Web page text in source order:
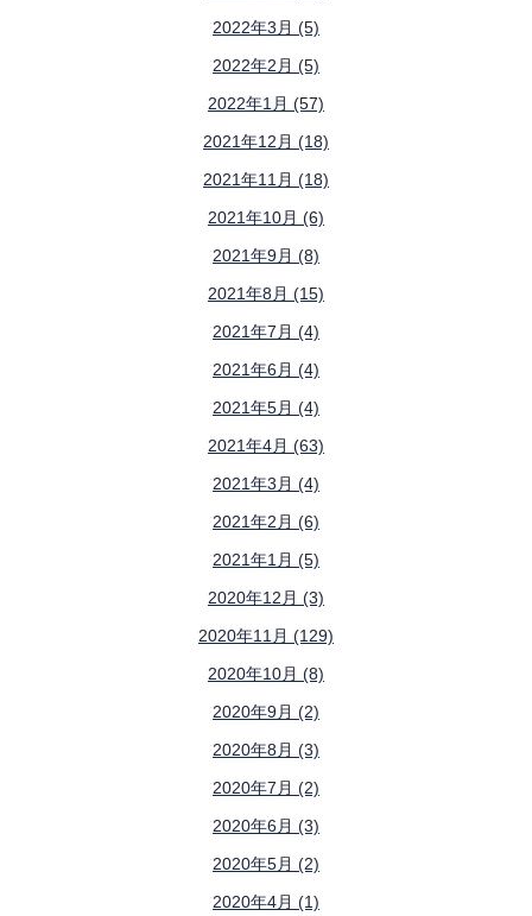
2022年3月 (5)
2022年2月 (5)
2022年1月 (57)
2021年12月 (18)
2021年11月 (18)
2021年10月 (6)
2021年9月 (8)
2021年8月 (15)
2021年7月 (4)
2021年6月 (4)
2021年5月 (4)
2021年4月 (63)
2021年3月 (4)
2021年2月 (6)
2021年1月 (5)
2020年12月 (3)
2020年11月 (129)
2020年10月 (8)
2020年9月 (2)
2020年8月 (3)
2020年7月 (2)
2020年6月 (3)
2020年5月 (2)
2020年4月 (1)